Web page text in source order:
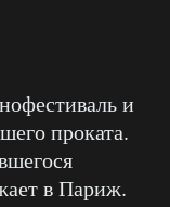
и
проката.
в Париж.